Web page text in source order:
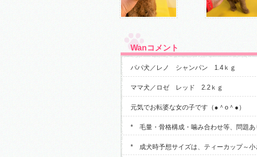
Wanコメント
パパ犬／レノ シャンパン 1.4ｋｇ
ママ犬／ロゼ レッド 2.2ｋｇ
元気でお転婆な女の子です（●＾o＾●）
* 毛量・骨格構成・噛み合わせ等、問題あ
* 成犬時予想サイズは、ティーカップ～小